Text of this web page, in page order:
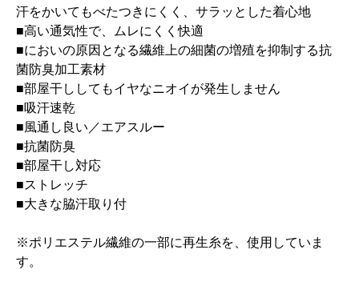
汗をかいてもべたつきにくく、サラッとした着心地
■高い通気性で、ムレにくく快適
■においの原因となる繊維上の細菌の増殖を抑制する抗
菌防臭加工素材
■部屋干ししてもイヤなニオイが発生しません
■吸汗速乾
■風通し良い／エアスルー
■抗菌防臭
■部屋干し対応
■ストレッチ
■大きな脇汗取り付
※ポリエステル繊維の一部に再生糸を、使用していま
す。